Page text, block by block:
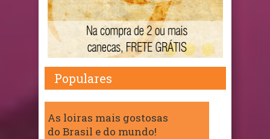
Populares
As loiras mais gostosas
do Brasil e do mundo!